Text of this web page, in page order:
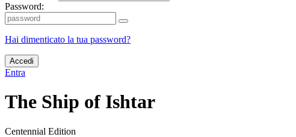
Password:
Hai dimenticato la tua password?
Accedi
Entra
The Ship of Ishtar
Centennial Edition